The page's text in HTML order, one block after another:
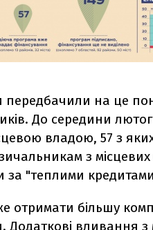
передбачили на це
До середини
владою, 57 з
з
за "теплими
отримати більшу
Додаткові вливання